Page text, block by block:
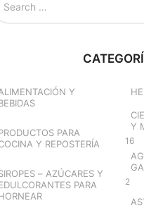
Y
PARA
Y REPOSTERÍA
– AZÚCARES Y
PARA
Y
16
2